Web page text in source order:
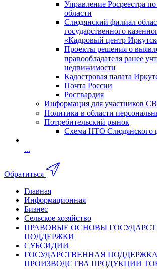
Управление Росреестра
области
Слюдянский филиал
государственного
«Кадровый центр
Проекты решения о
правообладателя ранее
недвижимости
Кадастровая палата
Почта России
Росгвардия
Информация для участников
Политика в области
Потребительский рынок
Схема НТО Слюдянского
...
Обратиться
Главная
Информационная
Бизнес
Сельское хозяйство
ПРАВОВЫЕ ОСНОВЫ
ПОДДЕРЖКИ
СУБСИДИИ
ГОСУДАРСТВЕННАЯ ПОДДЕРЖКА
ПРОИЗВОДСТВА ПРОДУКЦИИ